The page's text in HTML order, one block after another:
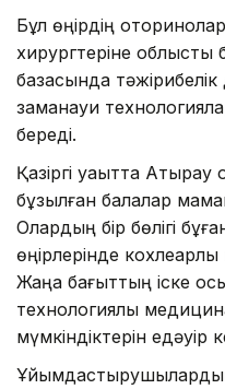
Бұл өңірдің
хирургтеріне
базасында
заманауи
береді.
Қазіргі уақытта Атырау
бұзылған балалар
Олардың бір бөлігі
өңірлерінде
Жаңа бағыттың іске
технологиялық
мүмкіндіктерін едәуір